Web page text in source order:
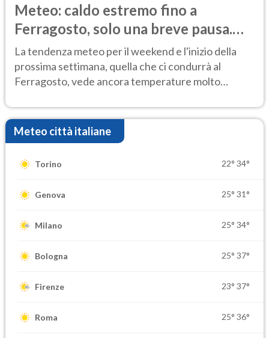
Meteo: caldo estremo fino a
Ferragosto, solo una breve pausa.
Ecco dove
La tendenza meteo per il weekend e l'inizio della
prossima settimana, quella che ci condurrà al
Ferragosto, vede ancora temperature molto
Meteo città italiane
Torino 22° 34°
Genova 25° 31°
Milano 25° 34°
Bologna 25° 37°
Firenze 23° 37°
Roma 25° 36°